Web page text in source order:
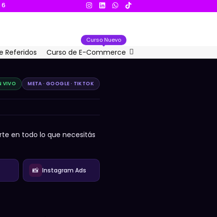
Referidos Curso de E-Commerce
Curso Nuevo
VIVO META · GOOGLE · TIKTOK
en todo lo que necesitás
📸 Instagram Ads